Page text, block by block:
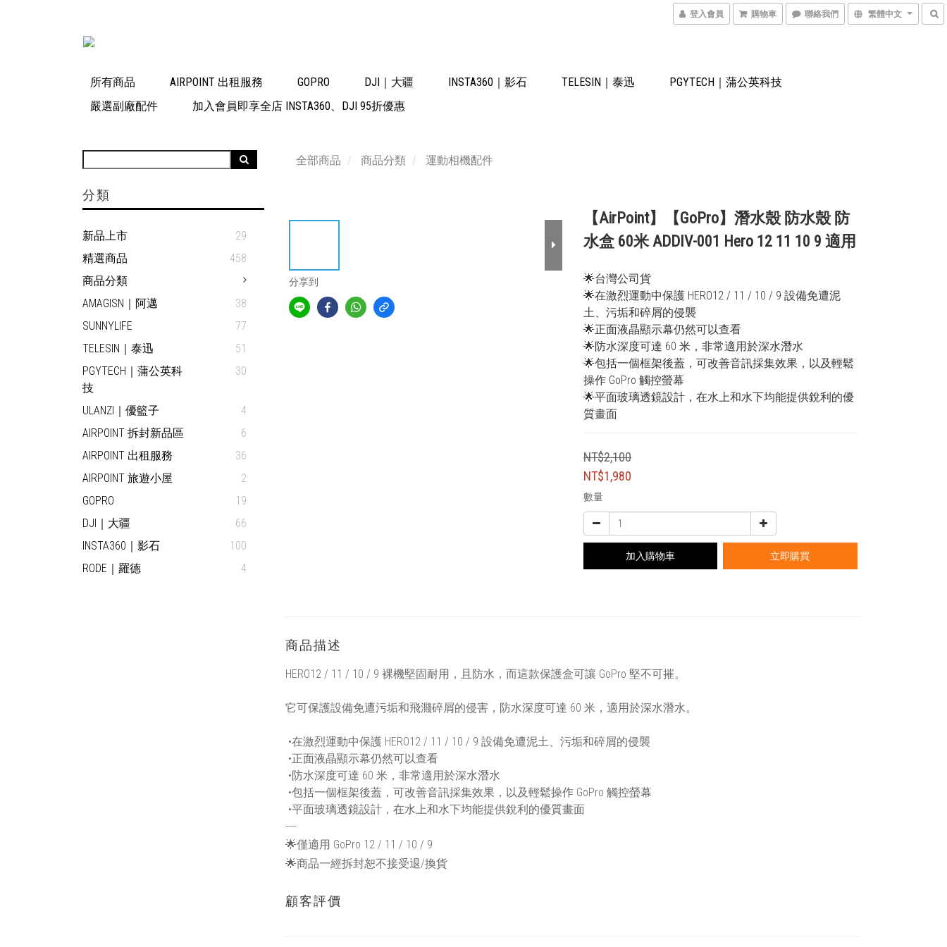
登入會員 購物車 聯絡我們 繁體中文
所有商品 AIRPOINT 出租服務 GOPRO DJI｜大疆 INSTA360｜影石 TELESIN｜泰迅
PGYTECH｜蒲公英科技
嚴選副廠配件
加入會員即享全店 INSTA360、DJI 95折優惠
分類
新品上市
29
精選商品
458
商品分類
AMAGISN｜阿邁
38
SUNNYLIFE
77
TELESIN｜泰迅
51
PGYTECH｜蒲公英科
技
30
ULANZI｜優籃子
4
AIRPOINT 拆封新品區
6
AIRPOINT 出租服務
36
AIRPOINT 旅遊小屋
2
GOPRO
19
DJI｜大疆
66
INSTA360｜影石
100
RODE｜羅德
4
全部商品 商品分類 運動相機配件
分享到
【AirPoint】【GoPro】潛水殼 防水殼 防
水盒 60米 ADDIV-001 Hero 12 11 10 9 適用
🌟台灣公司貨
🌟在激烈運動中保護 HERO12 / 11 / 10 / 9 設備免遭泥
土、污垢和碎屑的侵襲
🌟正面液晶顯示幕仍然可以查看
🌟防水深度可達 60 米，非常適用於深水潛水
🌟包括一個框架後蓋，可改善音訊採集效果，以及輕鬆
操作 GoPro 觸控螢幕
🌟平面玻璃透鏡設計，在水上和水下均能提供銳利的優
質畫面
NT$2,100
NT$1,980
數量
加入購物車 立即購買
商品描述
HERO12 / 11 / 10 / 9 裸機堅固耐用，且防水，而這款保護盒可讓 GoPro 堅不可摧。
它可保護設備免遭污垢和飛濺碎屑的侵害，防水深度可達 60 米，適用於深水潛水。
•在激烈運動中保護HERO12 / 11 / 10 / 9 設備免遭泥土、污垢和碎屑的侵襲
•正面液晶顯示幕仍然可以查看
•防水深度可達 60 米，非常適用於深水潛水
•包括一個框架後蓋，可改善音訊採集效果，以及輕鬆操作 GoPro 觸控螢幕
•平面玻璃透鏡設計，在水上和水下均能提供銳利的優質畫面
----
🌟僅適用 GoPro 12 / 11 / 10 / 9
🌟商品一經拆封恕不接受退/換貨
顧客評價